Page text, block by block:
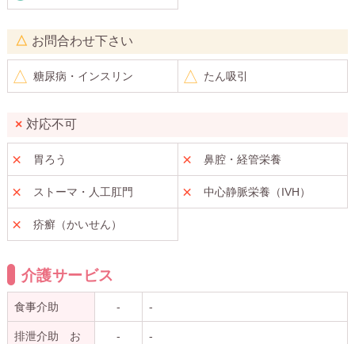
お問合わせ下さい
糖尿病・インスリン たん吸引
対応不可
胃ろう 鼻腔・経管栄養
ストーマ・人工肛門 中心静脈栄養（IVH）
疥癬（かいせん）
介護サービス
食事介助 - -
排泄介助 お
- -